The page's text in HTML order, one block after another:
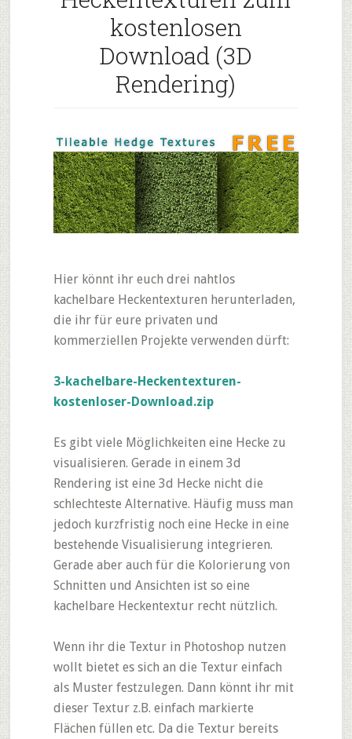
kostenlosen
Download (3D
Rendering)
Hier könnt ihr euch drei nahtlos
kachelbare Heckentexturen herunterladen,
die ihr für eure privaten und
kommerziellen Projekte verwenden dürft:
3-kachelbare-Heckentexturen-
kostenloser-Download.zip
Es gibt viele Möglichkeiten eine Hecke zu
visualisieren. Gerade in einem 3d
Rendering ist eine 3d Hecke nicht die
schlechteste Alternative. Häufig muss man
jedoch kurzfristig noch eine Hecke in eine
bestehende Visualisierung integrieren.
Gerade aber auch für die Kolorierung von
Schnitten und Ansichten ist so eine
kachelbare Heckentextur recht nützlich.
Wenn ihr die Textur in Photoshop nutzen
wollt bietet es sich an die Textur einfach
als Muster festzulegen. Dann könnt ihr mit
dieser Textur z.B. einfach markierte
Flächen füllen etc. Da die Textur bereits